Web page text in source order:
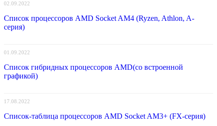
02.09.2022
Список процессоров AMD Socket AM4 (Ryzen, Athlon, A-
серия)
01.09.2022
Список гибридных процессоров AMD(со встроенной
графикой)
17.08.2022
Список-таблица процессоров AMD Socket AM3+ (FX-серия)